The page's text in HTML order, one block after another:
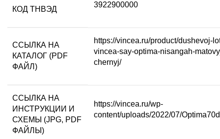
КОД ТНВЭД
3922900000
ССЫЛКА НА
КАТАЛОГ (PDF
ФАЙЛ)
https://vincea.ru/product/dushevoj-
vincea-say-optima-nisangah-
chernyj/
ССЫЛКА НА
ИНСТРУКЦИИ И
СХЕМЫ (JPG, PDF
ФАЙЛЫ)
https://vincea.ru/wp-
content/uploads/2022/07/